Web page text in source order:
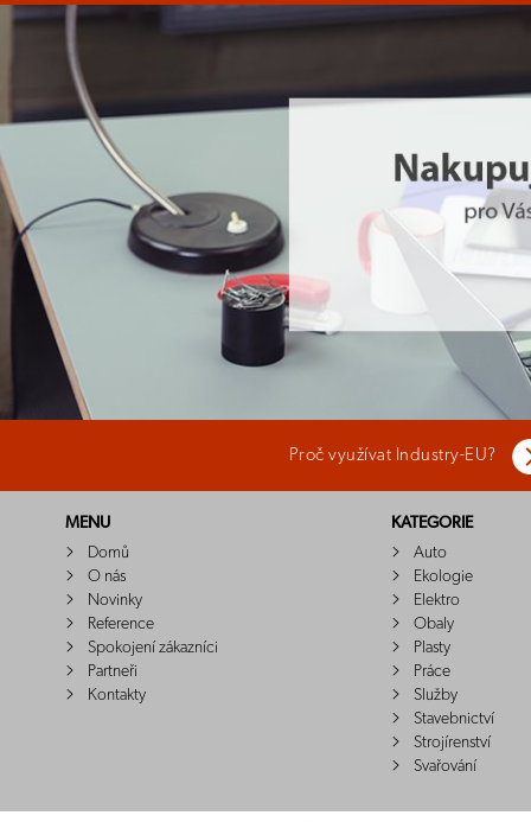
Proč využívat Industry-EU?
MENU
Domů
O nás
Novinky
Reference
Spokojení zákazníci
Partneři
Kontakty
KATEGORIE
Auto
Ekologie
Elektro
Obaly
Plasty
Práce
Služby
Stavebnictví
Strojírenství
Svařování